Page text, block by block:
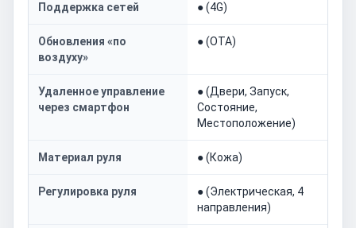
Поддержка сетей ● (4G)
Обновления «по
воздуху»
● (OTA)
Удаленное управление
через смартфон
● (Двери, Запуск,
Состояние,
Местоположение)
Материал руля ● (Кожа)
Регулировка руля
● (Электрическая, 4
направления)